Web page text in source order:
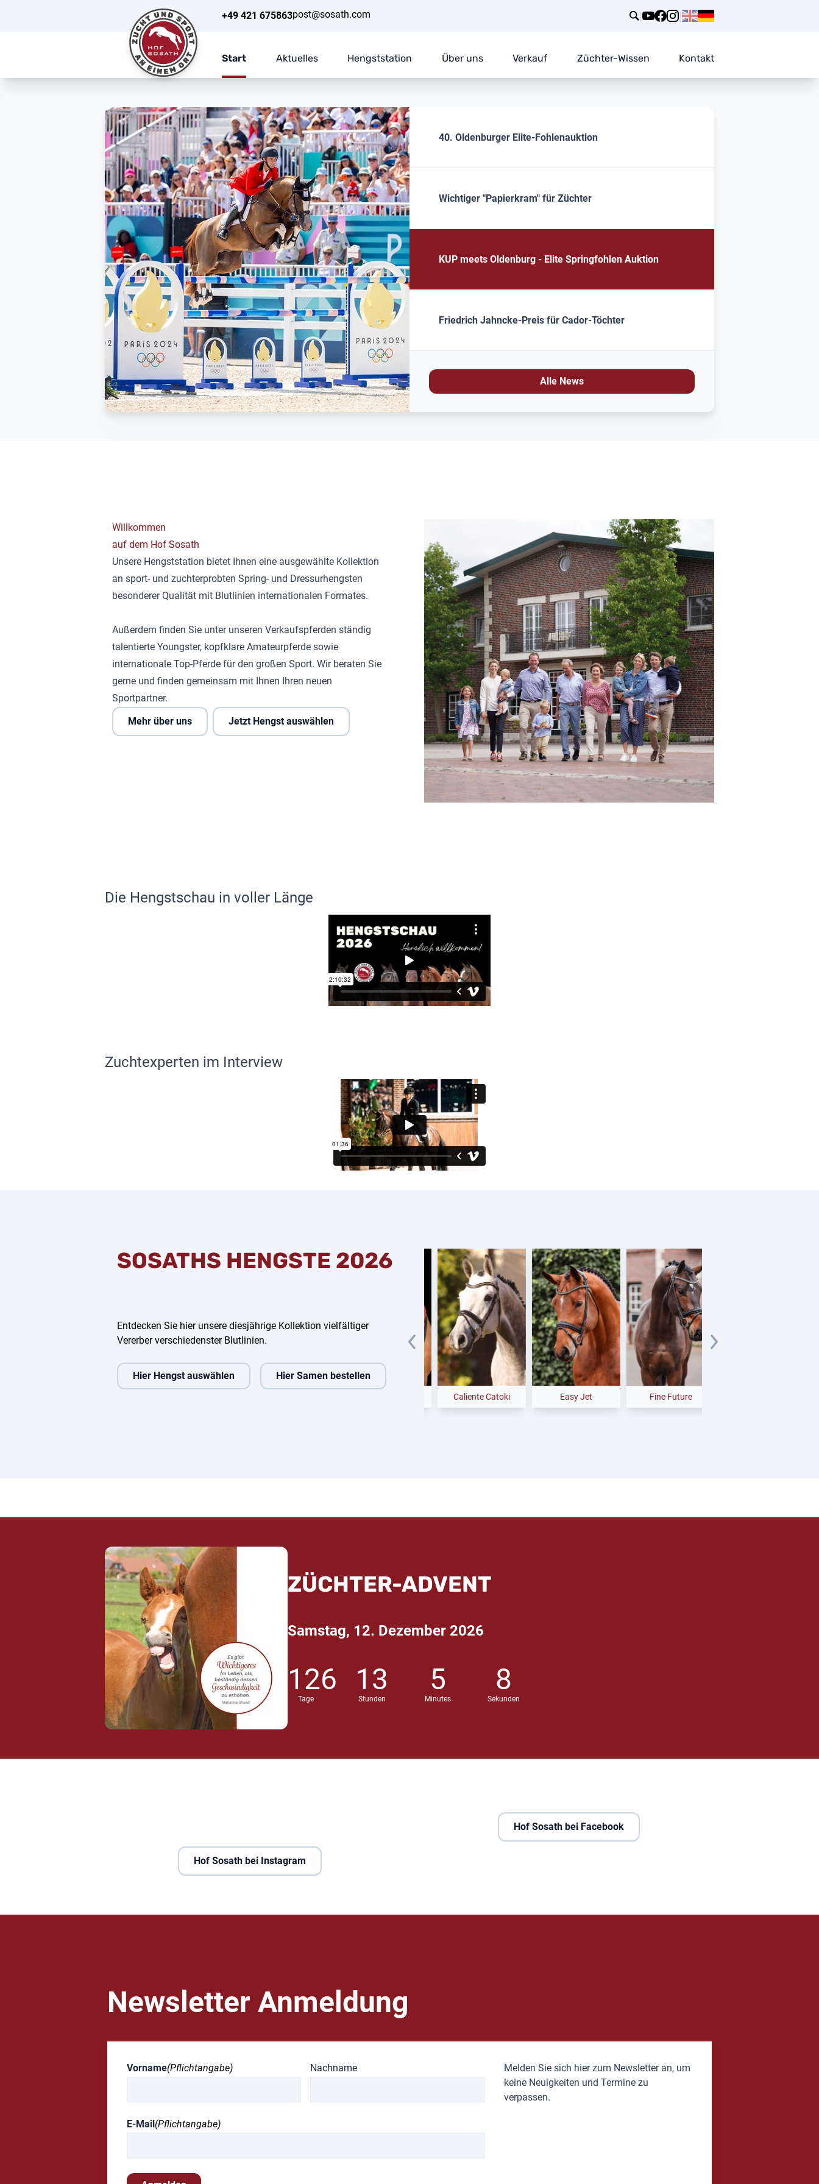
+49 421 675863post@sosath.com | |
Start Aktuelles Hengststation Über uns Verkauf Züchter-Wissen Kontakt
40. Oldenburger Elite-Fohlenauktion
Wichtiger "Papierkram" für Züchter
KUP meets Oldenburg - Elite Springfohlen Auktion
Friedrich Jahncke-Preis für Cador-Töchter
Alle News
Willkommen
auf dem Hof Sosath
Unsere Hengststation bietet Ihnen eine ausgewählte Kollektion
an sport- und zuchterprobten Spring- und Dressurhengsten
besonderer Qualität mit Blutlinien internationalen Formates.
Außerdem finden Sie unter unseren Verkaufspferden ständig
talentierte Youngster, kopfklare Amateurpferde sowie
internationale Top-Pferde für den großen Sport. Wir beraten Sie
gerne und finden gemeinsam mit Ihnen Ihren neuen
Sportpartner.
Mehr über uns
Jetzt Hengst auswählen
Die Hengstschau in voller Länge
Zuchtexperten im Interview
SOSATHS HENGSTE 2026
Entdecken Sie hier unsere diesjährige Kollektion vielfältiger
Vererber verschiedenster Blutlinien.
Hier Hengst auswählen Hier Samen bestellen
Caliente Catoki Easy Jet Fine Future
ZÜCHTER-ADVENT
Samstag, 12. Dezember 2026
126
Tage
13
Stunden
5
Minutes
7
Sekunden
Hof Sosath bei Instagram
Hof Sosath bei Facebook
Newsletter Anmeldung
Vorname(Pflichtangabe) Nachname
E-Mail (Pflichtangabe)
Melden Sie sich hier zum Newsletter an, um
keine Neuigkeiten und Termine zu
verpassen.